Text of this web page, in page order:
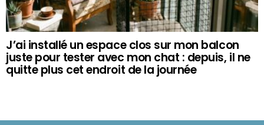
J’ai installé un espace clos sur mon balcon
juste pour tester avec mon chat : depuis, il ne
quitte plus cet endroit de la journée